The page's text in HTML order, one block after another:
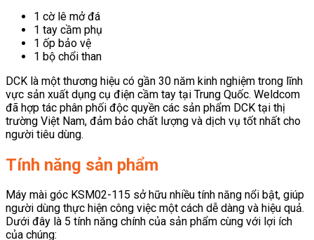
1 cờ lê mở đá
1 tay cầm phụ
1 ốp bảo vệ
1 bộ chổi than
DCK là một thương hiệu có gần 30 năm kinh nghiệm trong lĩnh
vực sản xuất dụng cụ điện cầm tay tại Trung Quốc. Weldcom
đã hợp tác phân phối độc quyền các sản phẩm DCK tại thị
trường Việt Nam, đảm bảo chất lượng và dịch vụ tốt nhất cho
người tiêu dùng.
Tính năng sản phẩm
Máy mài góc KSM02-115 sở hữu nhiều tính năng nổi bật, giúp
người dùng thực hiện công việc một cách dễ dàng và hiệu quả.
Dưới đây là 5 tính năng chính của sản phẩm cùng với lợi ích
của chúng: